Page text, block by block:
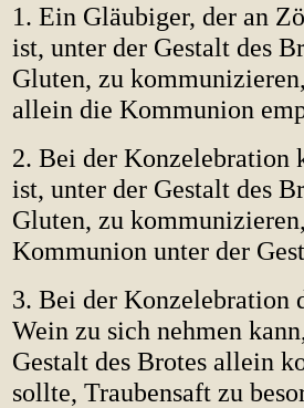
1. Ein Gläubiger, der an
ist, unter der Gestalt des
Gluten, zu
allein die Kommunion
2. Bei der Konzelebration
ist, unter der Gestalt des
Gluten, zu
Kommunion unter der
3. Bei der Konzelebration
Wein zu sich nehmen
Gestalt des Brotes allein
sollte, Traubensaft zu